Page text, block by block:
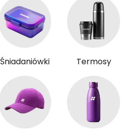
Śniadaniówki Termosy